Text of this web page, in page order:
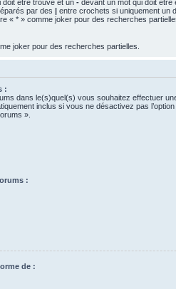
doit être trouvé et un - devant un mot qui doit être
par des | entre crochets si uniquement un
« * » comme joker pour des recherches
joker pour des recherches partielles.
:
dans le(s)quel(s) vous souhaitez effectuer
inclus si vous ne désactivez pas
».
:
de :